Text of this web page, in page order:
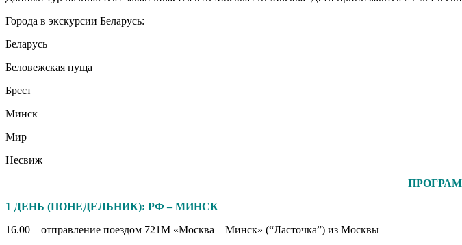
Города в экскурсии Беларусь:
Беларусь
Беловежская пуща
Брест
Минск
Мир
Несвиж
1 ДЕНЬ (ПОНЕДЕЛЬНИК): РФ – МИНСК
16.00 – отправление поездом 721М «Москва – Минск» (“Ласточка”) из Москвы